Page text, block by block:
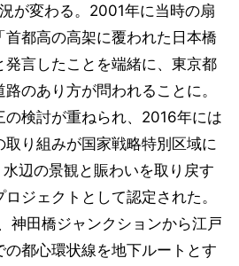
が変わる。2001年に当時の扇
都高の高架に覆われた日本橋
言したことを端緒に、東京都
のあり方が問われることに。
の検討が重ねられ、2016年には
取り組みが国家戦略特別区域に
辺の景観と賑わいを取り戻す
ジェクトとして認定された。
神田橋ジャンクションから江戸
都心環状線を地下ルートとす